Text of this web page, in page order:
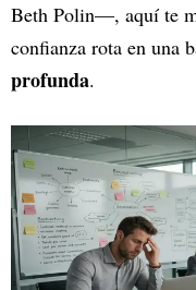
Beth Polin—, aquí te
confianza rota en una
profunda.